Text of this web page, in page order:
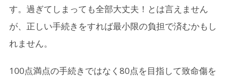
4. もし生活に不安があるなら支援制度も活用を
5. この機会に固定費の見直しをするのも◎
5-2. スマホ代は「楽天モバイル」でグッと節約
す。過ぎてしまっても全部大丈夫！とは言えません
が、正しい手続きをすれば最小限の負担で済むかもし
れません。
100点満点の手続きではなく80点を目指して致命傷を